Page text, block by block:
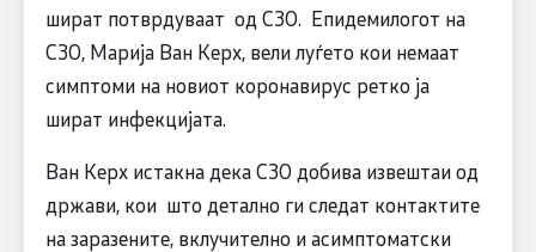
шират потврдуваат од СЗО. Епидемилогот на
СЗО, Марија Ван Керх, вели луѓето кои немаат
симптоми на новиот коронавирус ретко ја
шират инфекцијата.
Ван Керх истакна дека СЗО добива извештаи од
држави, кои што детално ги следат контактите
на заразените, вклучително и асимптоматски